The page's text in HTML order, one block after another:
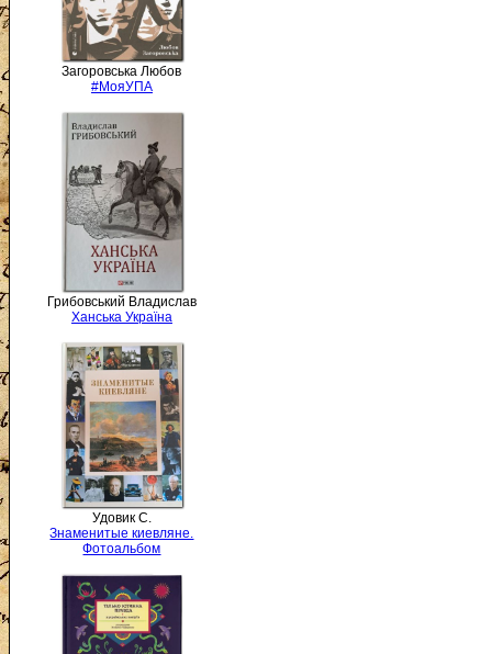
Загоровська Любов
#МояУПА
Грибовський Владислав
Ханська Україна
Удовик С.
Знаменитые киевляне.
Фотоальбом